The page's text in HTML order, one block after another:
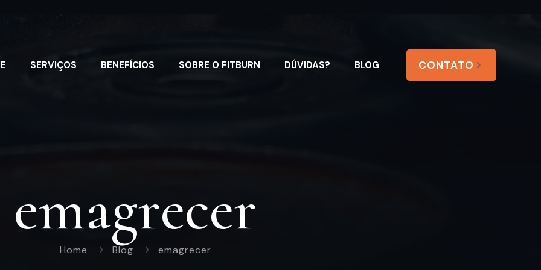
SERVIÇOS BENEFÍCIOS SOBRE O FITBURN DÚVIDAS? BLOG CONTATO
emagrecer
Home Blog emagrecer